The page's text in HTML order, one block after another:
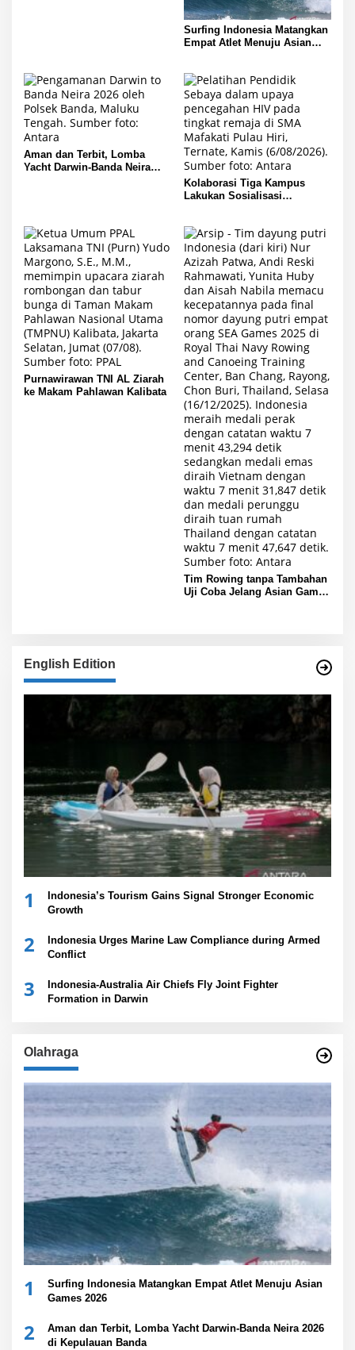
Surfing Indonesia Matangkan
Empat Atlet Menuju Asian
Aman dan Terbit, Lomba
Yacht Darwin-Banda Neira
Kolaborasi Tiga Kampus
Lakukan Sosialisasi
Purnawirawan TNI AL Ziarah
ke Makam Pahlawan Kalibata
Tim Rowing tanpa Tambahan
Uji Coba Jelang Asian Games
English Edition
1
Indonesia’s Tourism Gains Signal Stronger Economic
Growth
2
Indonesia Urges Marine Law Compliance during Armed
Conflict
3
Indonesia-Australia Air Chiefs Fly Joint Fighter
Formation in Darwin
Olahraga
1
Surfing Indonesia Matangkan Empat Atlet Menuju Asian
Games 2026
2
Aman dan Terbit, Lomba Yacht Darwin-Banda Neira 2026
di Kepulauan Banda